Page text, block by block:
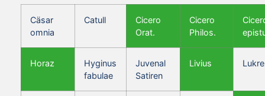
Cäsar
omnia
Catull
Cicero
Orat.
Cicero
Philos.
Horaz
Hyginus
fabulae
Juvenal
Satiren
Livius